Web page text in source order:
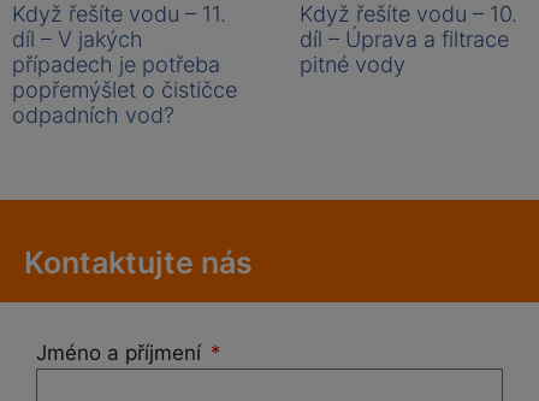
Když řešíte vodu – 11.
díl – V jakých
případech je potřeba
popřemýšlet o čističce
odpadních vod?
Když řešíte vodu – 10.
díl – Úprava a filtrace
pitné vody
Kontaktujte nás
Jméno a příjmení